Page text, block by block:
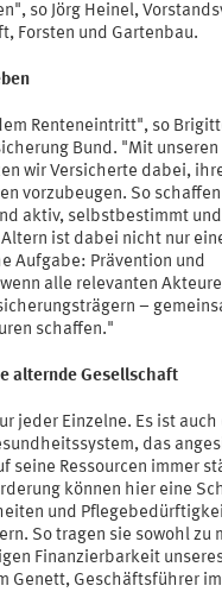
so Jörg Heinel,
Forsten und Gartenbau.
Renteneintritt", so
Bund. "Mit unseren
wir Versicherte dabei,
vorzubeugen. So
aktiv, selbstbestimmt
ist dabei nicht nur
Aufgabe: Prävention und
alle relevanten
–
schaffen."
alternde Gesellschaft
jeder Einzelne. Es ist auch
das
seine Ressourcen immer
können hier eine
und
So tragen sie sowohl zu
Finanzierbarkeit
Genett, Geschäftsführer